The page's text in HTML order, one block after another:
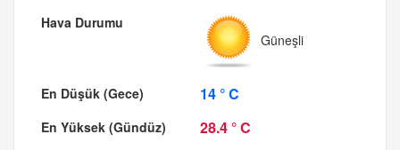
Güneşli
14 ° C
28.4 ° C